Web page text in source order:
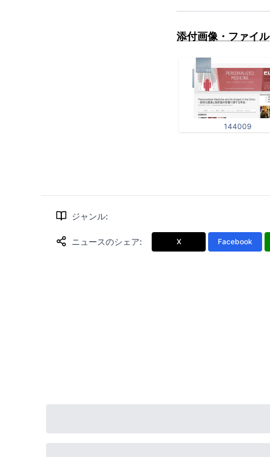
添付画像・ファイル
144009
ジャンル:
ニュースのシェア: X Facebook